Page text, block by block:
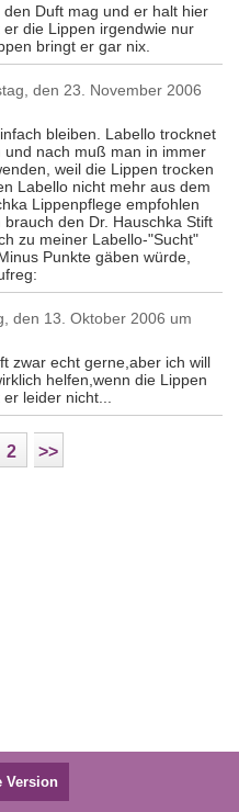
Duft mag und er halt hier
die Lippen irgendwie nur
bringt er gar nix.
den 23. November 2006
bleiben. Labello trocknet
nach muß man in immer
weil die Lippen trocken
Labello nicht mehr aus dem
Lippenpflege empfohlen
den Dr. Hauschka Stift
zu meiner Labello-"Sucht"
Punkte gäben würde,
den 13. Oktober 2006 um
zwar echt gerne,aber ich will
helfen,wenn die Lippen
leider nicht...
2 >>
Version